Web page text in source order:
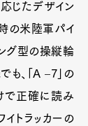
じたデザイン
の米陸軍パイ
グ型の操縦輪
も、「A –7」の
で正確に読み
トラッカーの